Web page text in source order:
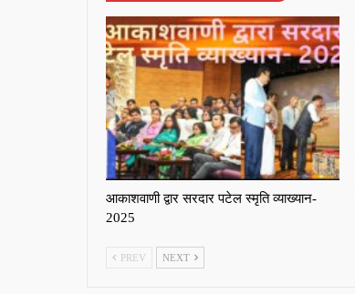
आकाशवाणी द्वार सरदार पटेल स्मृति व्याख्यान-
2025
PREV NEXT